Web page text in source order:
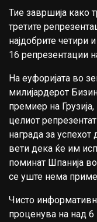
Тие завршија како
третите
најдобрите четири
16 репрезентации
На еуфоријата во
милијардерот
премиер на
целиот
награда за успехот
вети дека ќе им
поминат Шпанија
се уште нема
Чисто
проценува на над 6